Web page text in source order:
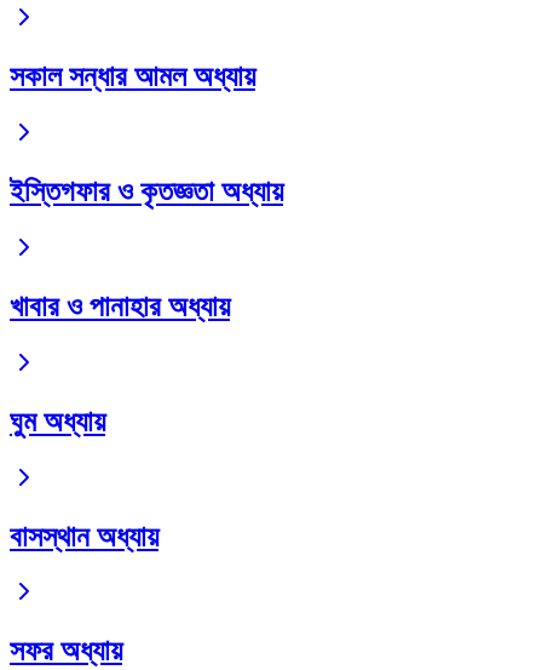
সকাল সন্ধার আমল অধ্যায়
ইস্তিগফার ও কৃতজ্ঞতা অধ্যায়
খাবার ও পানাহার অধ্যায়
ঘুম অধ্যায়
বাসস্থান অধ্যায়
সফর অধ্যায়